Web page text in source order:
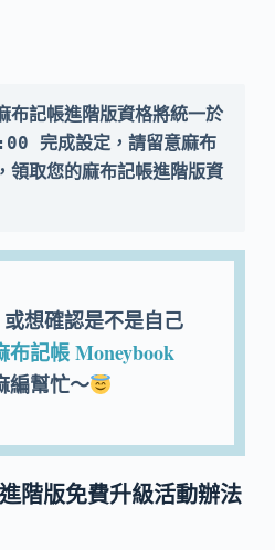
布記帳進階版資格將統一於
完成設定，請留意麻布
取您的麻布記帳進階版資
想確認是不是自己
布記帳 Moneybook
編幫忙～
階版免費升級活動辦法